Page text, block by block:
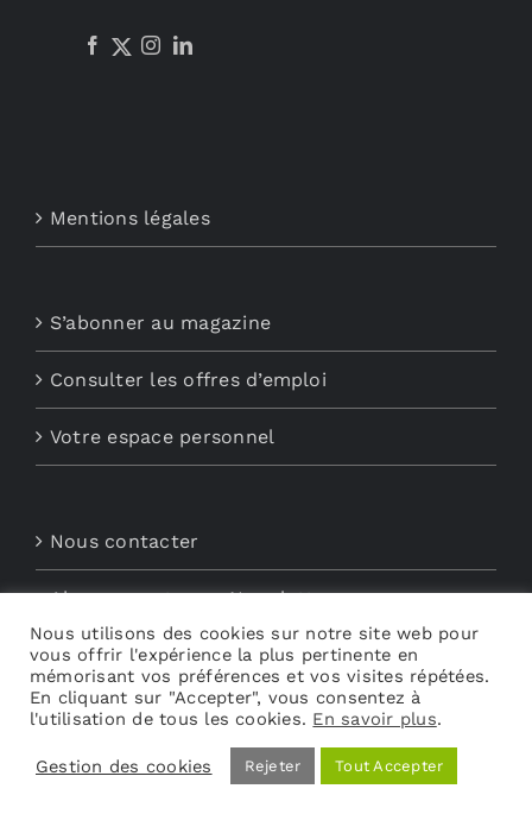
Mentions légales
S’abonner au magazine
Consulter les offres d’emploi
Votre espace personnel
Nous contacter
Abonnements aux Newsletters
Découvrez My Audio
Nous utilisons des cookies sur notre site web pour
vous offrir l'expérience la plus pertinente en
mémorisant vos préférences et vos visites répétées.
En cliquant sur "Accepter", vous consentez à
l'utilisation de tous les cookies. En savoir plus.
Gestion des cookies Rejeter Tout Accepter